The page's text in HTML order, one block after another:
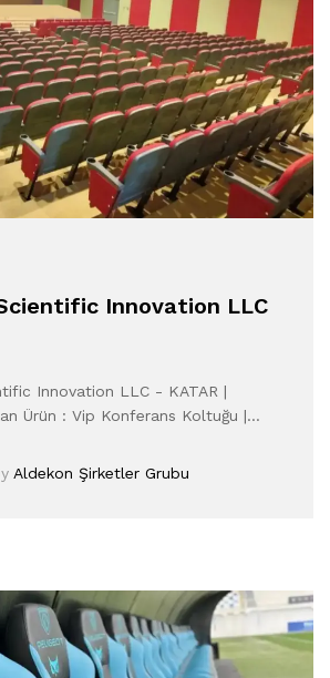
Innovation LLC
Innovation LLC - KATAR |
Ürün : Vip Konferans Koltuğu |…
Aldekon Şirketler Grubu